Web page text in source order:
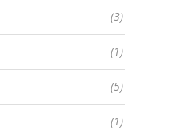
(3)
(1)
(5)
(1)